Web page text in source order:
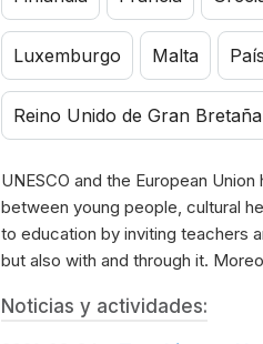
Luxemburgo Malta
Reino Unido de Gran
UNESCO and the European
between young people, cultural
to education by inviting teachers
but also with and through it.
Noticias y actividades: